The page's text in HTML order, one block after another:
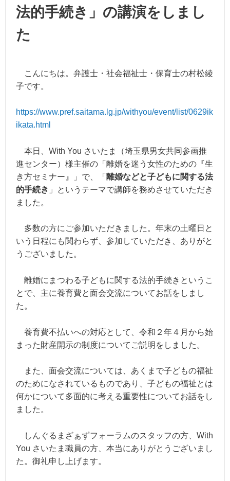
法的手続き」の講演をしまし
た
こんにちは。弁護士・社会福祉士・保育士の村松綾
子です。
https://www.pref.saitama.lg.jp/withyou/event/list/0629ik
ikata.html
本日、With You さいたま（埼玉県男女共同参画推
進センター）様主催の「離婚を迷う女性のための『生
き方セミナー』」で、「 離婚などと子どもに関する法
的手続き 」というテーマで講師を務めさせていただき
ました。
多数の方にご参加いただきました。年末の土曜日と
いう日程にも関わらず、参加 していただき、ありがと
うございました。
離婚にまつわる子どもに関する法的手続き というこ
とで、主に養育費と面会交流についてお話をしまし
た。
養育費不払いへの対応として、令和２年４月から始
まった財産開示の制度についてご説明をしました。
また、面会交流については、あくまで子どもの福祉
のためになされているものであり、子どもの福祉とは
何かについて多面的に考える重要性についてお話をし
ました。
しんぐるまざぁずフォーラムのスタッフの方、With
You さいたま職員の方、本当にありがとうございまし
た。御礼申し上げます。